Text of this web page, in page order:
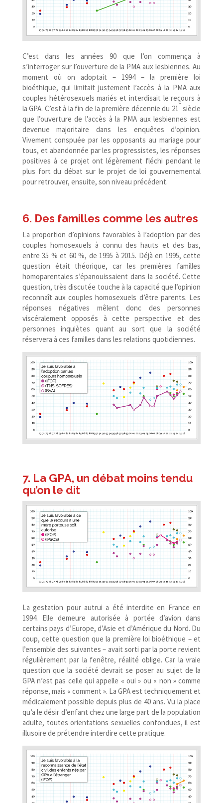
C’est dans les années 90 que l’on commença à
s’interroger sur l’ouverture de la PMA aux lesbiennes. Au
moment où on adoptait – 1994 – la première loi
bioéthique, qui limitait justement l’accès à la PMA aux
couples hétérosexuels mariés et interdisait le recours à
la GPA. C’est à la fin de la première décennie du 21
e
siècle
que l’ouverture de l’accès à la PMA aux lesbiennes est
devenue majoritaire dans les enquêtes d’opinion.
Vivement conspuée par les opposants au mariage pour
tous, et abandonnée par les progressistes, les réponses
positives à ce projet ont légèrement fléchi pendant le
plus fort du débat sur le projet de loi gouvernemental
pour retrouver, ensuite, son niveau précédent.
6. Des familles comme les autres
La proportion d’opinions favorables à l’adoption par des
couples homosexuels à connu des hauts et des bas,
entre 35 % et 60 %, de 1995 à 2015. Déjà en 1995, cette
question était théorique, car les premières familles
homoparentales s’épanouissaient dans la société. Cette
question, très discutée touche à la capacité que l’opinion
reconnaît aux couples homosexuels d’être parents. Les
réponses négatives mêlent donc des personnes
viscéralement opposés à cette perspective et des
personnes inquiètes quant au sort que la société
réservera à ces familles dans les relations quotidiennes.
7. La GPA, un débat moins tendu
qu’on le dit
La gestation pour autrui a été interdite en France en
1994. Elle demeure autorisée à portée d’avion dans
certains pays d’Europe, d’Asie et d’Amérique du Nord. Du
coup, cette question que la première loi bioéthique – et
l’ensemble des suivantes – avait sorti par la porte revient
régulièrement par la fenêtre, réalité oblige. Car la vraie
question que la société devrait se poser au sujet de la
GPA n’est pas celle qui appelle « oui » ou « non » comme
réponse, mais « comment ». La GPA est techniquement et
médicalement possible depuis plus de 40 ans. Vu la place
qu’a le désir d’enfant chez une large part de la population
adulte, toutes orientations sexuelles confondues, il est
illusoire de prétendre interdire cette pratique.